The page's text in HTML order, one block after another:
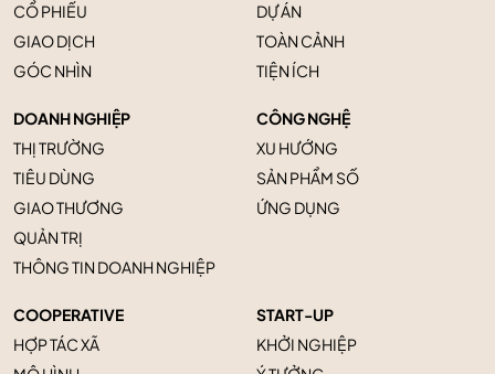
CỔ PHIẾU
GIAO DỊCH
GÓC NHÌN
DỰ ÁN
TOÀN CẢNH
TIỆN ÍCH
DOANH NGHIỆP
THỊ TRƯỜNG
TIÊU DÙNG
GIAO THƯƠNG
QUẢN TRỊ
THÔNG TIN DOANH NGHIỆP
CÔNG NGHỆ
XU HƯỚNG
SẢN PHẨM SỐ
ỨNG DỤNG
COOPERATIVE
HỢP TÁC XÃ
START-UP
KHỞI NGHIỆP